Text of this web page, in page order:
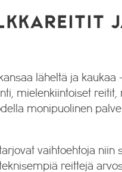
läheltä ja
mielenkiintoiset
monipuolinen
tarjovat vaihtoehtoja niin
reittejä